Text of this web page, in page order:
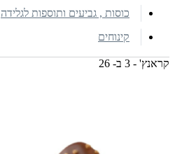
כוסות , גביעים ותוספות לגלידה
קינוחים
קראנץ' - 3 ב- 26